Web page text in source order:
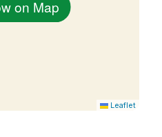
on Map
Leaflet